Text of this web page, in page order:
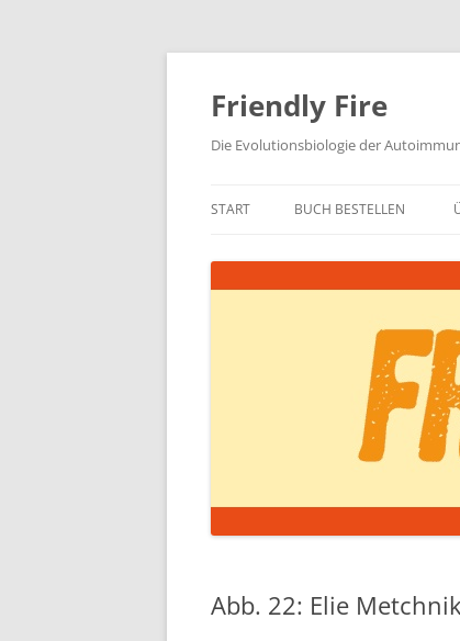
Zum
springen
Friendly Fire
Die Evolutionsbiologie der
START BUCH BESTELLEN
Abb. 22: Elie